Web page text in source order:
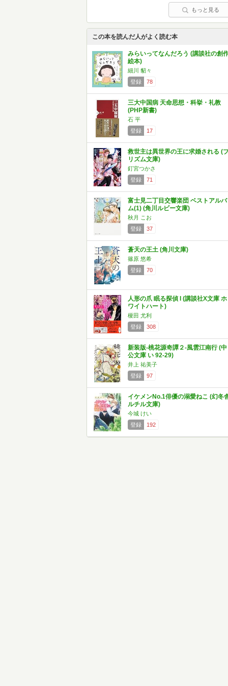
もっと見る
この本を読んだ人がよく読む本
みらいってなんだろう (講談社の創
絵本)
細川 貂々
登録
78
三大中国病 天命思想・科挙・礼教
(PHP新書)
石 平
登録
17
救世主は異世界の王に求婚される (
リズム文庫)
釘宮つかさ
登録
71
富士見二丁目交響楽団 ベストアルバ
ム(1) (角川ルビー文庫)
秋月 こお
登録
37
蒼天の王土 (角川文庫)
篠原 悠希
登録
70
人形の爪 眠る探偵 I (講談社X文庫 ホ
ワイトハート)
榎田 尤利
登録
308
新装版-桃花源奇譚２-風雲江南行 (中
公文庫 い 92-29)
井上 祐美子
登録
97
イケメンNo.1俳優の溺愛ねこ (幻冬
ルチル文庫)
今城 けい
登録
192